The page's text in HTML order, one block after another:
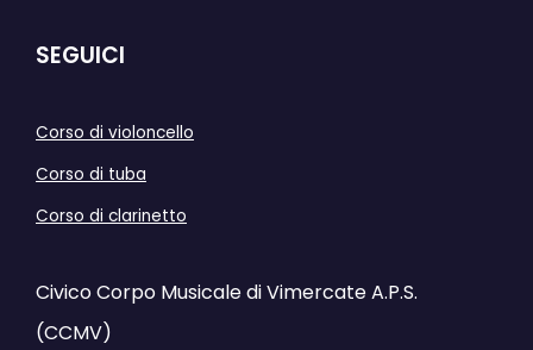
SEGUICI
Corso di violoncello
Corso di tuba
Corso di clarinetto
Civico Corpo Musicale di Vimercate A.P.S.
(CCMV)